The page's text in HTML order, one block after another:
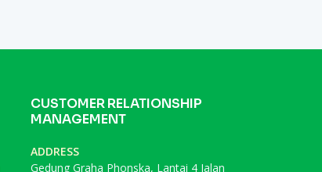
CUSTOMER RELATIONSHIP
MANAGEMENT
ADDRESS
Gedung Graha Phonska, Lantai 4 Jalan